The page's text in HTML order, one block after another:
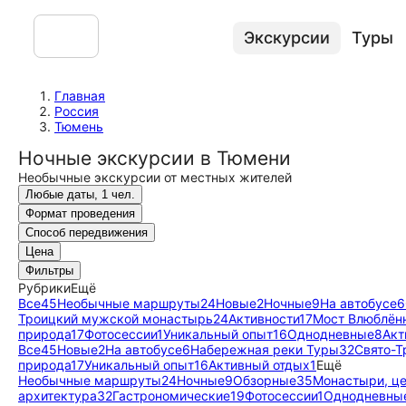
Экскурсии Туры
Главная
Россия
Тюмень
Ночные экскурсии в Тюмени
Необычные экскурсии от местных жителей
Любые даты, 1 чел.
Формат проведения
Способ передвижения
Цена
Фильтры
РубрикиЕщё
Все45Необычные маршруты24Новые2Ночные9На автобусе6
Троицкий мужской монастырь24Активности17Мост
природа17Фотосессии1Уникальный опыт16Однодневные8
Все45Новые2На автобусе6Набережная реки Туры32Свято-
природа17Уникальный опыт16Активный отдых1Ещё
Необычные маршруты24Ночные9Обзорные35Монастыри,
архитектура32Гастрономические19Фотосессии1